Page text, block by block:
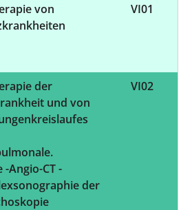
von
VI01
der
und von
Angio-CT -
der
VI02